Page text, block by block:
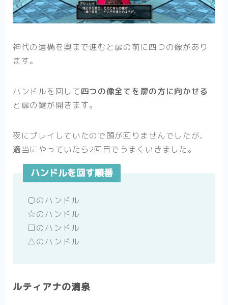
神代の遺構を奥まで進むと扉の前に四つの像があり
ます。
ハンドルを回して四つの像全てを扉の方に向かせる
と扉の鍵が開きます。
夜にプレイしていたので頭が回りませんでしたが、
適当にやっていたら2回目でうまくいきました。
ハンドルを回す順番
〇のハンドル
☆のハンドル
□のハンドル
△のハンドル
ルティアナの清泉